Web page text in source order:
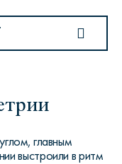
главным
выстроили в ритм